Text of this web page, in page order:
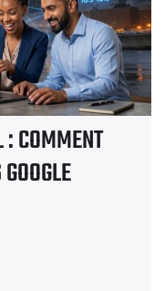
: COMMENT